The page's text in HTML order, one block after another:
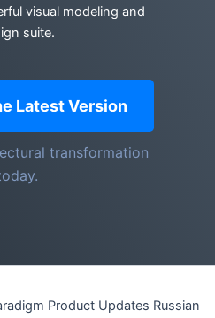
visual modeling and
suite.
Latest Version
transformation
Product Updates Russian